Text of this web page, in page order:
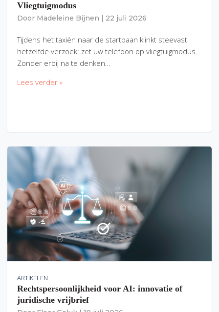
Vliegtuigmodus
Door Madeleine Bijnen 22 juli 2026
Tijdens het taxiën naar de startbaan klinkt steevast
hetzelfde verzoek: zet uw telefoon op vliegtuigmodus.
Zonder erbij na te denken…
Lees verder »
ARTIKELEN
Rechtspersoonlijkheid voor AI: innovatie of
juridische vrijbrief